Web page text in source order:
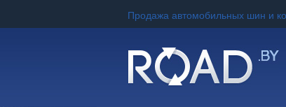
Продажа автомобильных шин и